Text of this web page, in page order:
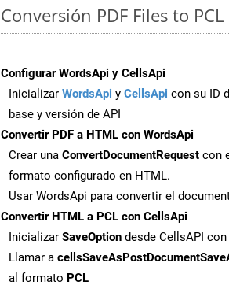
Conversión PDF Files to
Configurar WordsApi y CellsApi
Inicializar WordsApi y CellsApi con su ID
base y versión de API
Convertir PDF a HTML con WordsApi
Crear una ConvertDocumentRequest con
formato configurado en HTML.
Usar WordsApi para convertir el
Convertir HTML a PCL con CellsApi
Inicializar SaveOption desde CellsAPI
Llamar a
al formato PCL